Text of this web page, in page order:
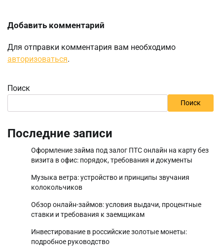
Добавить комментарий
Для отправки комментария вам необходимо
авторизоваться.
Поиск
Поиск
Последние записи
Оформление займа под залог ПТС онлайн на карту без
визита в офис: порядок, требования и документы
Музыка ветра: устройство и принципы звучания
колокольчиков
Обзор онлайн-займов: условия выдачи, процентные
ставки и требования к заемщикам
Инвестирование в российские золотые монеты:
подробное руководство